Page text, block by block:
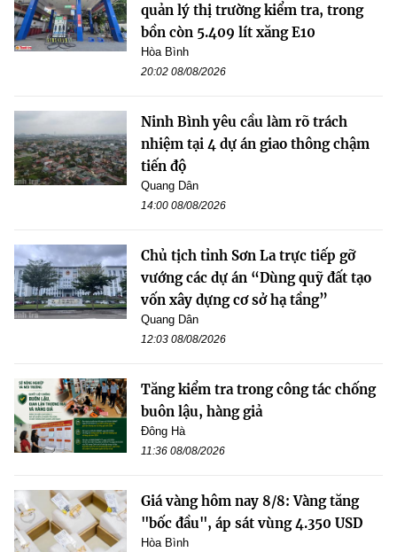
quản lý thị trường kiểm tra, trong
bồn còn 5.409 lít xăng E10
Hòa Bình
20:02 08/08/2026
Ninh Bình yêu cầu làm rõ trách
nhiệm tại 4 dự án giao thông chậm
tiến độ
Quang Dân
14:00 08/08/2026
Chủ tịch tỉnh Sơn La trực tiếp gỡ
vướng các dự án “Dùng quỹ đất tạo
vốn xây dựng cơ sở hạ tầng”
Quang Dân
12:03 08/08/2026
Tăng kiểm tra trong công tác chống
buôn lậu, hàng giả
Đông Hà
11:36 08/08/2026
Giá vàng hôm nay 8/8: Vàng tăng
"bốc đầu", áp sát vùng 4.350 USD
Hòa Bình